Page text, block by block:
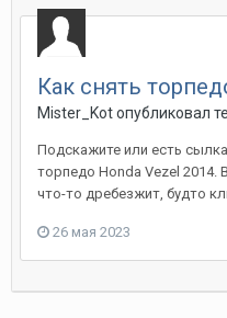
Как снять
Mister_Kotопубликовал
Подскажите или есть
торпедо Honda Vezel 2014.
что-то дребезжит, будто
26 мая 2023